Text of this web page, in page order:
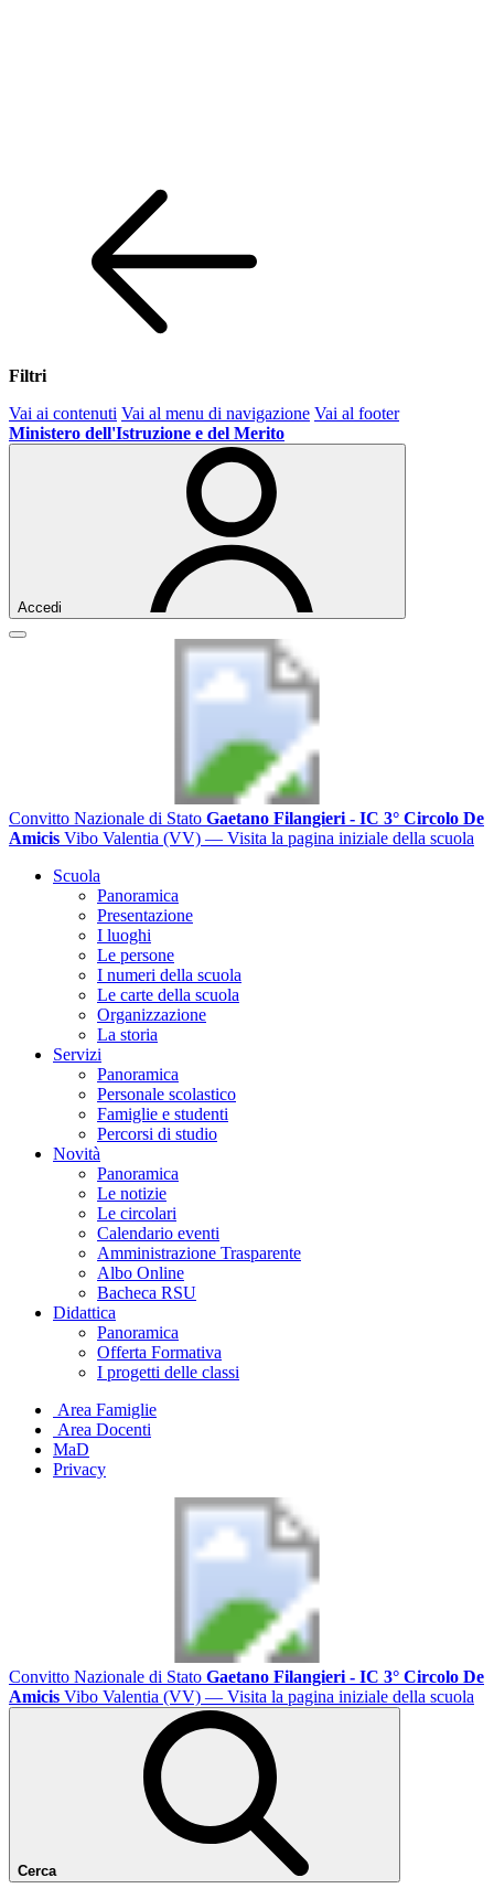
Filtri
Vai ai contenuti Vai al menu di navigazione Vai al footer
Ministero dell'Istruzione e del Merito
Accedi
Convitto Nazionale di Stato Gaetano Filangieri - IC 3° Circolo De
Amicis Vibo Valentia (VV) — Visita la pagina iniziale della scuola
Scuola
Panoramica
Presentazione
I luoghi
Le persone
I numeri della scuola
Le carte della scuola
Organizzazione
La storia
Servizi
Panoramica
Personale scolastico
Famiglie e studenti
Percorsi di studio
Novità
Panoramica
Le notizie
Le circolari
Calendario eventi
Amministrazione Trasparente
Albo Online
Bacheca RSU
Didattica
Panoramica
Offerta Formativa
I progetti delle classi
Area Famiglie
Area Docenti
MaD
Privacy
Convitto Nazionale di Stato Gaetano Filangieri - IC 3° Circolo De
Amicis Vibo Valentia (VV) — Visita la pagina iniziale della scuola
Cerca